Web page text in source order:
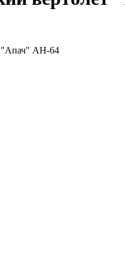
"Апач" АН-64